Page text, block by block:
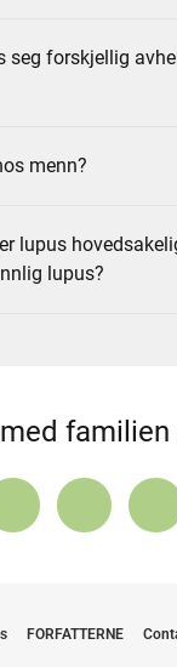
seg forskjellig
menn?
lupus
lupus?
familien
FORFATTERNE